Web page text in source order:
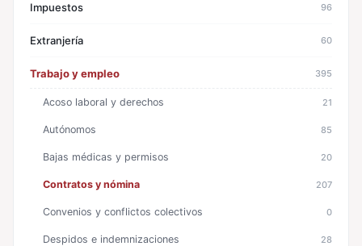
Impuestos 96
Extranjería 60
Trabajo y empleo 395
Acoso laboral y derechos 21
Autónomos 85
Bajas médicas y permisos 20
Contratos y nómina 207
Convenios y conflictos colectivos 0
Despidos e indemnizaciones 28